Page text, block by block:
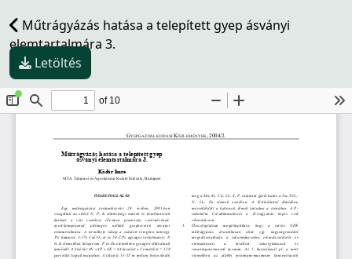
Műtrágyázás hatása a telepített gyep ásványi
elemtartalmára 3.
Letöltés